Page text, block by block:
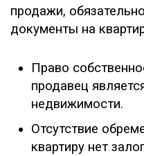
продажи,
документы на
Право
продавец
недвижимости.
Отсутствие
квартиру нет